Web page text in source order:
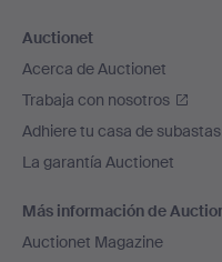
Auctionet
Acerca de Auctionet
Trabaja con nosotros
Adhiere tu casa de subastas
La garantía Auctionet
Más información de
Auctionet Magazine